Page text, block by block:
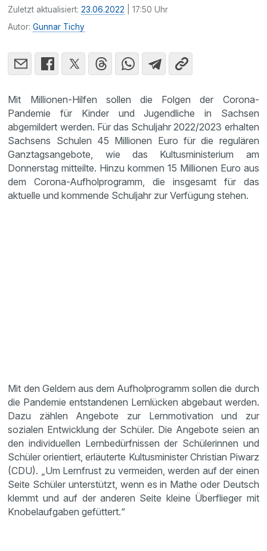
Zuletzt aktualisiert:23.06.2022 | 17:50 Uhr
Autor:Gunnar Tichy
Mit Millionen-Hilfen sollen die Folgen der Corona-
Pandemie für Kinder und Jugendliche in Sachsen
abgemildert werden. Für das Schuljahr 2022/2023 erhalten
Sachsens Schulen 45 Millionen Euro für die regulären
Ganztagsangebote, wie das Kultusministerium am
Donnerstag mitteilte. Hinzu kommen 15 Millionen Euro aus
dem Corona-Aufholprogramm, die insgesamt für das
aktuelle und kommende Schuljahr zur Verfügung stehen.
Mit den Geldern aus dem Aufholprogramm sollen die durch
die Pandemie entstandenen Lernlücken abgebaut werden.
Dazu zählen Angebote zur Lernmotivation und zur
sozialen Entwicklung der Schüler. Die Angebote seien an
den individuellen Lernbedürfnissen der Schülerinnen und
Schüler orientiert, erläuterte Kultusminister Christian Piwarz
(CDU). „Um Lernfrust zu vermeiden, werden auf der einen
Seite Schüler unterstützt, wenn es in Mathe oder Deutsch
klemmt und auf der anderen Seite kleine Überflieger mit
Knobelaufgaben gefüttert.“